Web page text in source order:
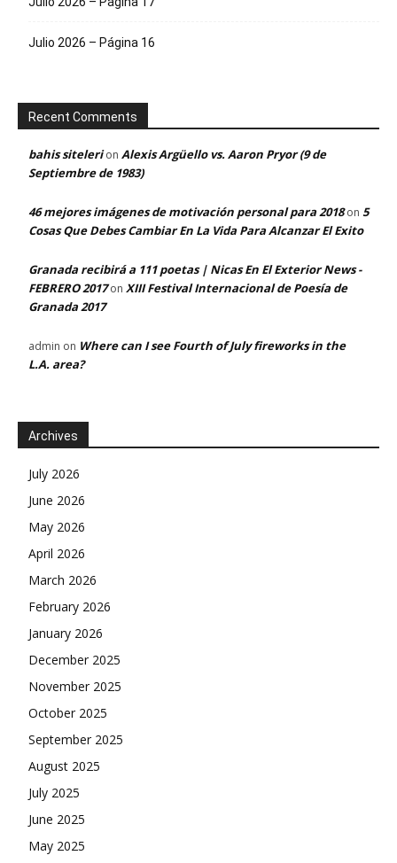
Julio 2026 – Página 16
Recent Comments
bahis sitelerion Alexis Argüello vs. Aaron Pryor (9 de
Septiembre de 1983)
46 mejores imágenes de motivación personal para 2018on 5
Cosas Que Debes Cambiar En La Vida Para Alcanzar El Exito
Granada recibirá a 111 poetas | Nicas En El Exterior News -
FEBRERO 2017on XIII Festival Internacional de Poesía de
Granada 2017
admin on Where can I see Fourth of July fireworks in the
L.A. area?
Archives
July 2026
June 2026
May 2026
April 2026
March 2026
February 2026
January 2026
December 2025
November 2025
October 2025
September 2025
August 2025
July 2025
June 2025
May 2025